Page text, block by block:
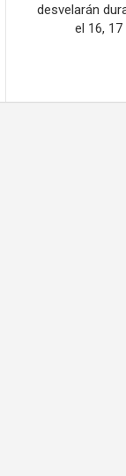
desvelarán
el 16,